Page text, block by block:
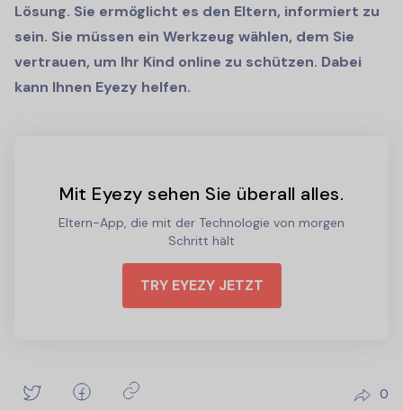
Lösung. Sie ermöglicht es den Eltern, informiert zu
sein. Sie müssen ein Werkzeug wählen, dem Sie
vertrauen, um Ihr Kind online zu schützen. Dabei
kann Ihnen Eyezy helfen.
Mit Eyezy sehen Sie überall alles.
Eltern-App, die mit der Technologie von morgen
Schritt hält
TRY EYEZY JETZT
0